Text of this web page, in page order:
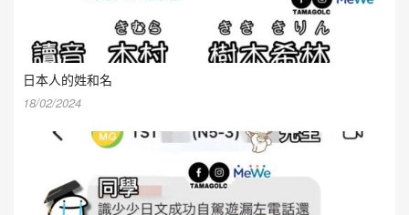
日本人的姓和名
18/02/2024